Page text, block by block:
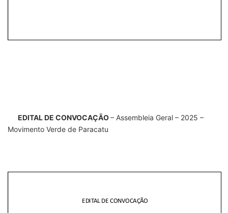
EDITAL DE CONVOCAÇÃO– Assembleia Geral – 2025 –
Movimento Verde de Paracatu